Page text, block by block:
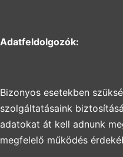
Adatfeldolgozók:
Bizonyos esetekben
szolgáltatásaink
adatokat át kell adnunk
megfelelő működés